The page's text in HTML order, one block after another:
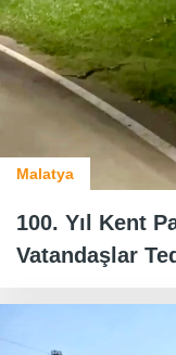
Malatya
100. Yıl Kent
Vatandaşlar